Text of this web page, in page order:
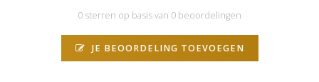
0 sterren op basis van 0 beoordelingen
JE BEOORDELING TOEVOEGEN